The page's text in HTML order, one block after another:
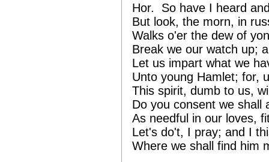
Hor. So have I heard
But look, the morn, in
Walks o'er the dew of
Break we our watch up;
Let us impart what we
Unto young Hamlet; for,
This spirit, dumb to us,
Do you consent we shall
As needful in our loves,
Let's do't, I pray; and I
Where we shall find him